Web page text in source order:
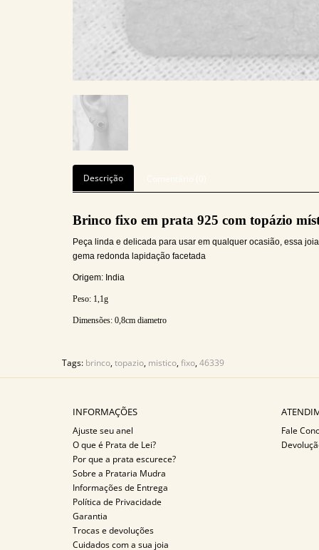
Descrição
Brinco fixo em prata 925 com topázio
Peça linda e delicada para usar em qualquer ocasião, essa
gema redonda lapidação facetada
Origem: India
Peso: 1,1g
Dimensões: 0,8cm diametro
Tags: brinco,topazio, mistico,fixo,46339
INFORMAÇÕES
Ajuste seu anel
O que é Prata de Lei?
Por que a prata escurece?
Sobre a Prataria Mudra
Informações de Entrega
Política de Privacidade
Garantia
Trocas e devoluções
Cuidados com a sua joia
Fale